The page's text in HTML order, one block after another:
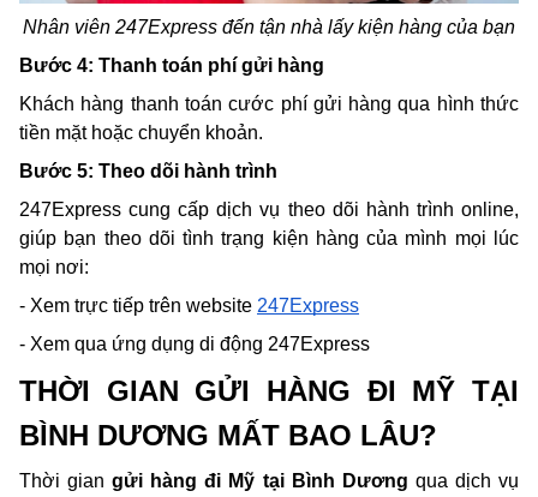
Nhân viên 247Express đến tận nhà lấy kiện hàng của bạn
Bước 4: Thanh toán phí gửi hàng
Khách hàng thanh toán cước phí gửi hàng qua hình thức
tiền mặt hoặc chuyển khoản.
Bước 5: Theo dõi hành trình
247Express cung cấp dịch vụ theo dõi hành trình online,
giúp bạn theo dõi tình trạng kiện hàng của mình mọi lúc
mọi nơi:
- Xem trực tiếp trên website 247Express
- Xem qua ứng dụng di động 247Express
THỜI GIAN GỬI HÀNG ĐI MỸ TẠI
BÌNH DƯƠNG MẤT BAO LÂU?
Thời gian gửi hàng đi Mỹ tại Bình Dương qua dịch vụ